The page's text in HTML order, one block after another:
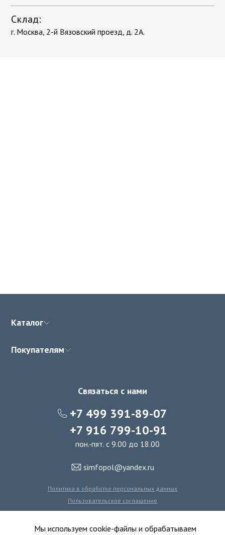
Склад:
г. Москва, 2-й Вязовский проезд, д. 2А.
Каталог
Покупателям
Связаться с нами
+7 499 391-89-07
+7 916 799-10-91
пон.-пят. с 9.00 до 18.00
simfopol@yandex.ru
Политика в обработке персональных данных
Пользовательское соглашение
Политика использования файлов cookie
Мы используем cookie-файлы и обрабатываем